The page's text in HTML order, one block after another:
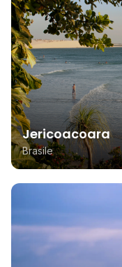
Jericoacoara
Brasile